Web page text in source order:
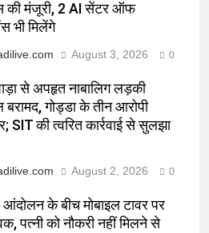
की मंजूरी, 2 AI सेंटर ऑफ
भी मिलेंगे
August 3, 2026 0
से अपहृत नाबालिग लड़की
गोड्डा के तीन आरोपी
SIT की त्वरित कार्रवाई से सुलझा
August 2, 2026 0
के बीच मोबाइल टावर पर
पत्नी को नौकरी नहीं मिलने से